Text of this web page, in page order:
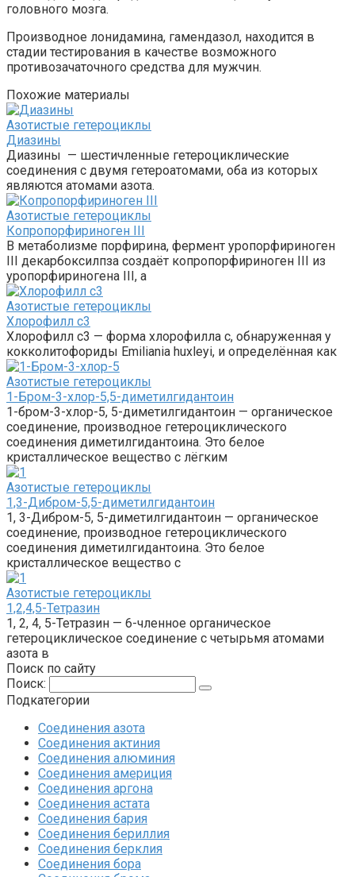
головного мозга.
Производное лонидамина, гамендазол, находится в
стадии тестирования в качестве возможного
противозачаточного средства для мужчин.
Похожие материалы
Азотистые гетероциклы‎
Диазины
Диазины — шестичленные гетероциклические
соединения с двумя гетероатомами, оба из которых
являются атомами азота.
Азотистые гетероциклы‎
Копропорфириноген III
В метаболизме порфирина, фермент уропорфириноген
III декарбоксилпза создаёт копропорфириноген III из
уропорфириногена III, а
Азотистые гетероциклы‎
Хлорофилл c3
Хлорофилл c3 — форма хлорофилла c, обнаруженная у
кокколитофориды Emiliania huxleyi, и определённая как
Азотистые гетероциклы‎
1-Бром-3-хлор-5,5-диметилгидантоин
1-бром-3-хлор-5, 5-диметилгидантоин — органическое
соединение, производное гетероциклического
соединения диметилгидантоина. Это белое
кристаллическое вещество с лёгким
Азотистые гетероциклы‎
1,3-Дибром-5,5-диметилгидантоин
1, 3-Дибром-5, 5-диметилгидантоин — органическое
соединение, производное гетероциклического
соединения диметилгидантоина. Это белое
кристаллическое вещество с
Азотистые гетероциклы‎
1,2,4,5-Тетразин
1, 2, 4, 5-Тетразин — 6-членное органическое
гетероциклическое соединение с четырьмя атомами
азота в
Поиск по сайту
Поиск:
Подкатегории
Соединения азота
Соединения актиния
Соединения алюминия‎
Соединения америция‎
Соединения аргона‎
Соединения астата‎
Соединения бария
Соединения бериллия‎
Соединения берклия
Соединения бора‎